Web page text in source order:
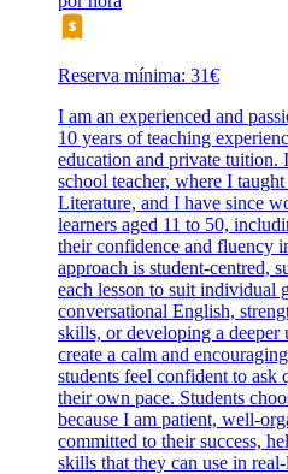
Reserva mínima: 31€
I am an experienced and
10 years of teaching
education and private tuition.
school teacher, where I
Literature, and I have since
learners aged 11 to 50,
their confidence and fluency
approach is student-centred,
each lesson to suit individual
conversational English,
skills, or developing a
create a calm and
students feel confident to ask
their own pace. Students
because I am patient, well-
committed to their success,
skills that they can use in